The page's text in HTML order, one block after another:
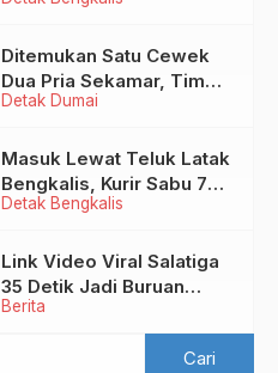
Detak Dumai
Ditemukan Satu Cewek
Dua Pria Sekamar, Tim
Yustisi Dumai Garuk
Mesum
Detak Bengkalis
Masuk Lewat Teluk Latak
Bengkalis, Kurir Sabu 7
Kilo Diringkus di
Berita
Link Video Viral Salatiga
35 Detik Jadi Buruan
Netizen